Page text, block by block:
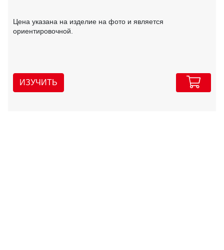
Цена указана на изделие на фото и является
ориентировочной.
ИЗУЧИТЬ